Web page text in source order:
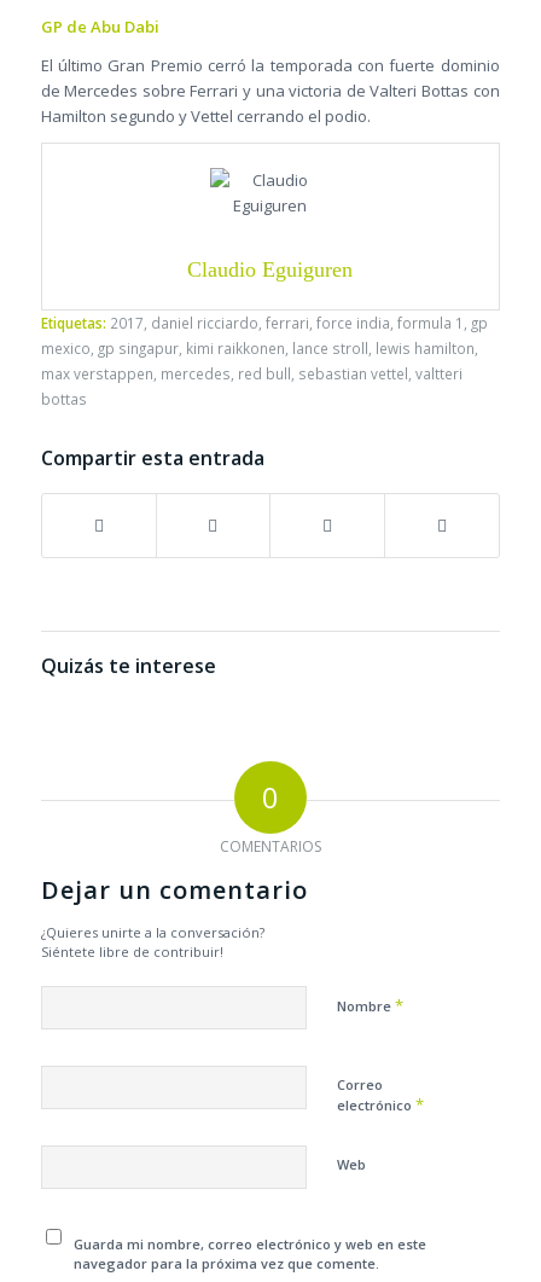
GP de Abu Dabi
El último Gran Premio cerró la temporada con fuerte dominio
de Mercedes sobre Ferrari y una victoria de Valteri Bottas con
Hamilton segundo y Vettel cerrando el podio.
Claudio Eguiguren
Etiquetas: 2017 daniel ricciardo ferrari force india formula 1
gp
mexico gp singapur, kimi raikkonen lance stroll lewis hamilton
max verstappen mercedes red bull sebastian vettel valtteri
bottas
Compartir esta entrada
Quizás te interese
0
COMENTARIOS
Dejar un comentario
¿Quieres unirte a la conversación?
Siéntete libre de contribuir!
Nombre *
Correo
electrónico *
Web
Guarda mi nombre, correo electrónico y web en este
navegador para la próxima vez que comente.